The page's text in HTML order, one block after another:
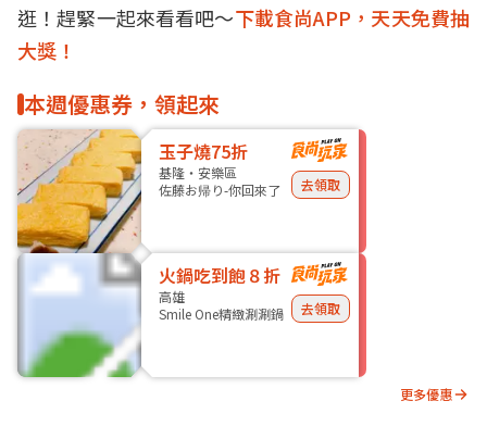
逛！趕緊一起來看看吧～下載食尚APP，天天免費抽
大獎！
本週優惠券，領起來
玉子燒75折
基隆・安樂區
佐藤お帰り-你回來了
去領取
火鍋吃到飽８折
高雄
Smile One精緻涮涮鍋
去領取
更多優惠